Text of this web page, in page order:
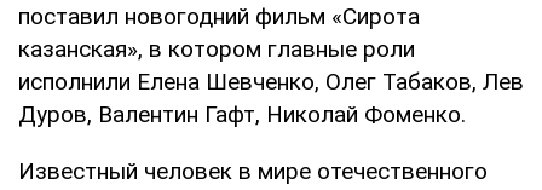
поставил новогодний фильм «Сирота
казанская», в котором главные роли
исполнили Елена Шевченко, Олег Табаков, Лев
Дуров, Валентин Гафт, Николай Фоменко.
Известный человек в мире отечественного